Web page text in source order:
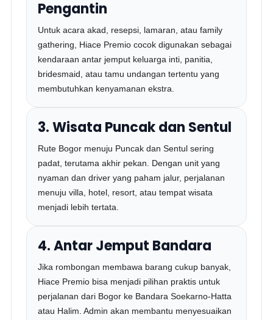
Pengantin
Untuk acara akad, resepsi, lamaran, atau family
gathering, Hiace Premio cocok digunakan sebagai
kendaraan antar jemput keluarga inti, panitia,
bridesmaid, atau tamu undangan tertentu yang
membutuhkan kenyamanan ekstra.
3. Wisata Puncak dan Sentul
Rute Bogor menuju Puncak dan Sentul sering
padat, terutama akhir pekan. Dengan unit yang
nyaman dan driver yang paham jalur, perjalanan
menuju villa, hotel, resort, atau tempat wisata
menjadi lebih tertata.
4. Antar Jemput Bandara
Jika rombongan membawa barang cukup banyak,
Hiace Premio bisa menjadi pilihan praktis untuk
perjalanan dari Bogor ke Bandara Soekarno-Hatta
atau Halim. Admin akan membantu menyesuaikan